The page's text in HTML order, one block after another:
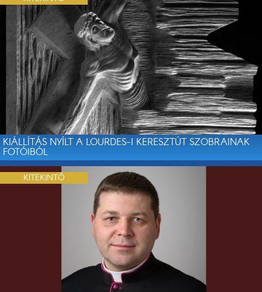
KIÁLLÍTÁS NYÍLT A LOURDES-I KERESZTÚT SZOBRAINAK
FOTÓIBÓL
KITEKINTŐ